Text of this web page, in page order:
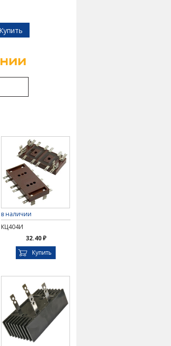
в наличии
КЦ404И
32.40 ₽
Купить